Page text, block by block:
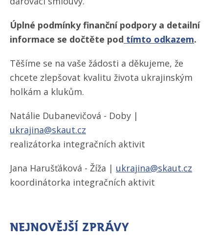
Úplné podmínky finanční podpory a detailní
informace se dočtěte pod tímto odkazem.
Těšíme se na vaše žádosti a děkujeme, že
chcete zlepšovat kvalitu života ukrajinským
holkám a klukům.
Natálie Dubanevičová - Doby |
ukrajina@skaut.cz
realizátorka integračních aktivit
Jana Harušťáková - Žíža | ukrajina@skaut.cz
koordinátorka integračních aktivit
Nejnovější zprávy